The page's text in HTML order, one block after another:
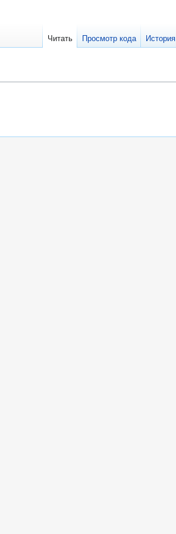
Читать Просмотр кода История